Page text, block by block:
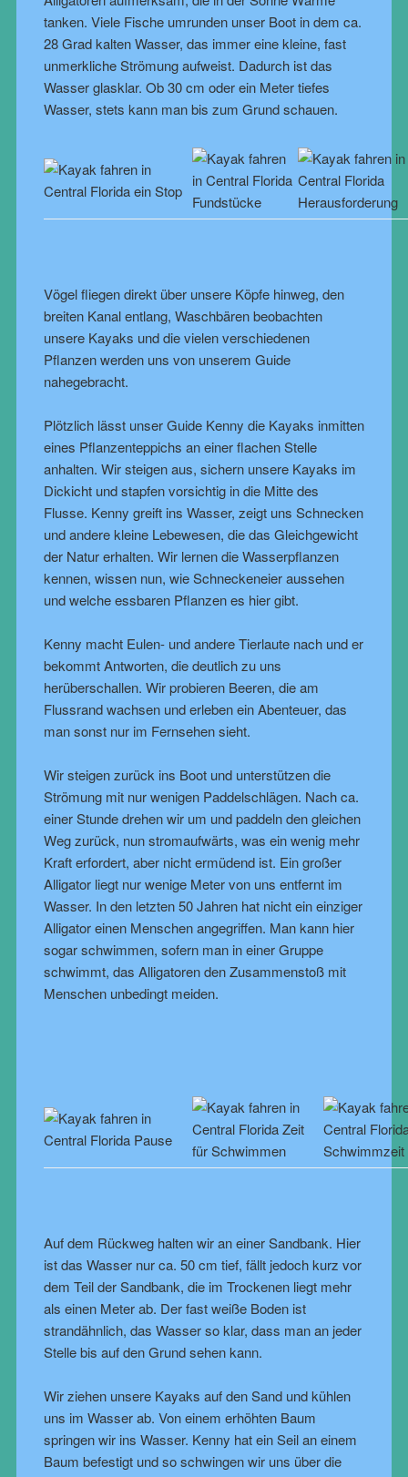
tanken. Viele Fische umrunden unser Boot in dem ca.
28 Grad kalten Wasser, das immer eine kleine, fast
unmerkliche Strömung aufweist. Dadurch ist das
Wasser glasklar. Ob 30 cm oder ein Meter tiefes
Wasser, stets kann man bis zum Grund schauen.
Vögel fliegen direkt über unsere Köpfe hinweg, den
breiten Kanal entlang, Waschbären beobachten
unsere Kayaks und die vielen verschiedenen
Pflanzen werden uns von unserem Guide
nahegebracht.
Plötzlich lässt unser Guide Kenny die Kayaks inmitten
eines Pflanzenteppichs an einer flachen Stelle
anhalten. Wir steigen aus, sichern unsere Kayaks im
Dickicht und stapfen vorsichtig in die Mitte des
Flusse. Kenny greift ins Wasser, zeigt uns Schnecken
und andere kleine Lebewesen, die das Gleichgewicht
der Natur erhalten. Wir lernen die Wasserpflanzen
kennen, wissen nun, wie Schneckeneier aussehen
und welche essbaren Pflanzen es hier gibt.
Kenny macht Eulen- und andere Tierlaute nach und er
bekommt Antworten, die deutlich zu uns
herüberschallen. Wir probieren Beeren, die am
Flussrand wachsen und erleben ein Abenteuer, das
man sonst nur im Fernsehen sieht.
Wir steigen zurück ins Boot und unterstützen die
Strömung mit nur wenigen Paddelschlägen. Nach ca.
einer Stunde drehen wir um und paddeln den gleichen
Weg zurück, nun stromaufwärts, was ein wenig mehr
Kraft erfordert, aber nicht ermüdend ist. Ein großer
Alligator liegt nur wenige Meter von uns entfernt im
Wasser. In den letzten 50 Jahren hat nicht ein einziger
Alligator einen Menschen angegriffen. Man kann hier
sogar schwimmen, sofern man in einer Gruppe
schwimmt, das Alligatoren den Zusammenstoß mit
Menschen unbedingt meiden.
Auf dem Rückweg halten wir an einer Sandbank. Hier
ist das Wasser nur ca. 50 cm tief, fällt jedoch kurz vor
dem Teil der Sandbank, die im Trockenen liegt mehr
als einen Meter ab. Der fast weiße Boden ist
strandähnlich, das Wasser so klar, dass man an jeder
Stelle bis auf den Grund sehen kann.
Wir ziehen unsere Kayaks auf den Sand und kühlen
uns im Wasser ab. Von einem erhöhten Baum
springen wir ins Wasser. Kenny hat ein Seil an einem
Baum befestigt und so schwingen wir uns über die